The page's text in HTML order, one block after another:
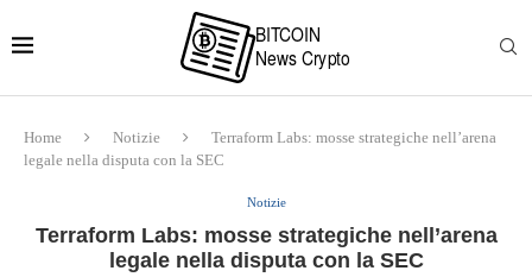
Home Notizie
Terraform Labs: mosse strategiche nell’arena
legale nella disputa con la SEC
Notizie
Terraform Labs: mosse strategiche nell’arena
legale nella disputa con la SEC